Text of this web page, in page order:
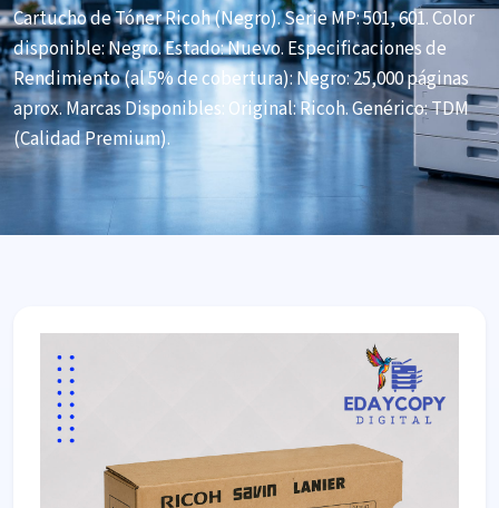
Cartucho de Tóner Ricoh (Negro). Serie MP: 501, 601. Color
disponible: Negro. Estado: Nuevo. Especificaciones de
Rendimiento (al 5% de cobertura): Negro: 25,000 páginas
aprox. Marcas Disponibles: Original: Ricoh. Genérico: TDM
(Calidad Premium).